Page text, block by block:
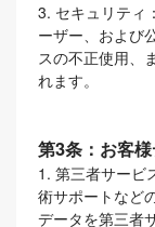
3. セキュリティ
ーザー、および
スの不正使用、
れます。
第3条：お客
1. 第三者サービ
術サポートなど
データを第三者